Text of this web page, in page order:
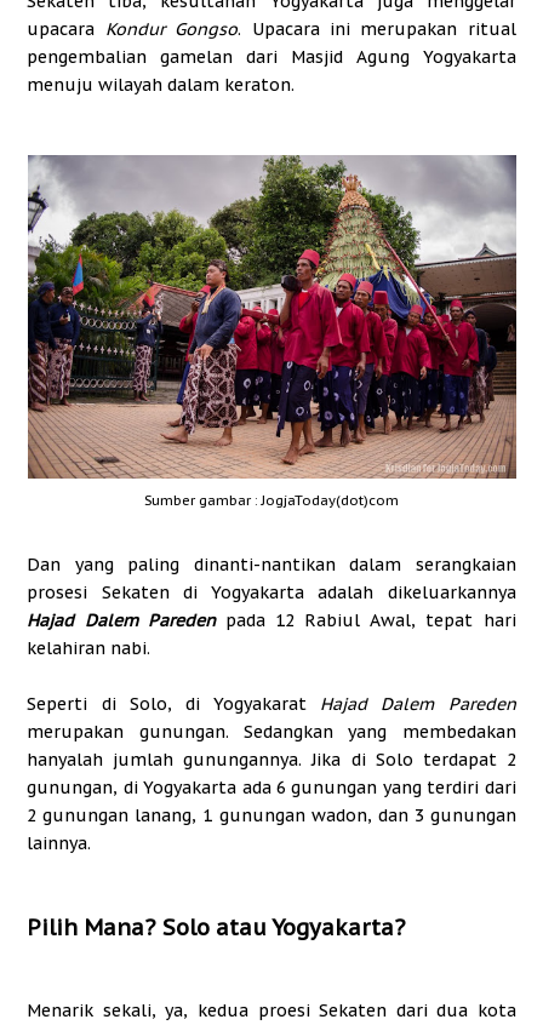
upacara Kondur Gongso. Upacara ini merupakan ritual
pengembalian gamelan dari Masjid Agung Yogyakarta
menuju wilayah dalam keraton.
Sumber gambar : JogjaToday(dot)com
Dan yang paling dinanti-nantikan dalam serangkaian
prosesi Sekaten di Yogyakarta adalah dikeluarkannya
Hajad Dalem Paredenpada 12 Rabiul Awal, tepat hari
kelahiran nabi.
Seperti di Solo, di Yogyakarat Hajad Dalem Pareden
merupakan gunungan. Sedangkan yang membedakan
hanyalah jumlah gunungannya. Jika di Solo terdapat 2
gunungan, di Yogyakarta ada 6 gunungan yang terdiri dari
2 gunungan lanang, 1 gunungan wadon, dan 3 gunungan
lainnya.
Pilih Mana? Solo atau Yogyakarta?
Menarik sekali, ya, kedua proesi Sekaten dari dua kota